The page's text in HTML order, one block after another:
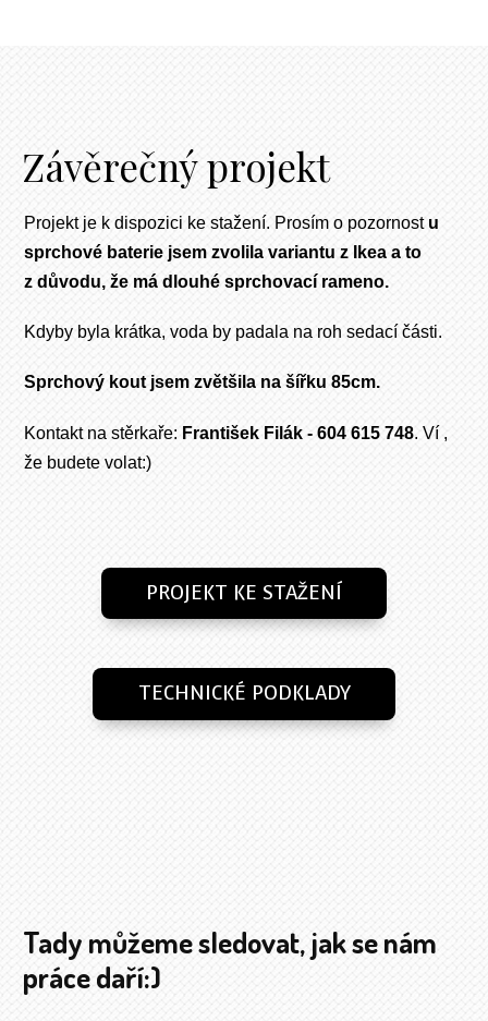
Závěrečný projekt
Projekt je k dispozici ke stažení. Prosím o pozornost u
sprchové baterie jsem zvolila variantu z Ikea a to
z důvodu, že má dlouhé sprchovací rameno.
Kdyby byla krátka, voda by padala na roh sedací části.
Sprchový kout jsem zvětšila na šířku 85cm.
Kontakt na stěrkaře: František Filák - 604 615 748. Ví ,
že budete volat:)
PROJEKT KE STAŽENÍ
TECHNICKÉ PODKLADY
Tady můžeme sledovat, jak se nám
práce daří:)